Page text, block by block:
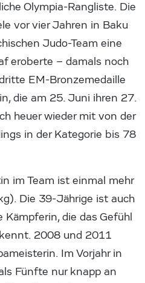
Olympia-Rangliste. Die
vor vier Jahren in Baku
Judo-Team eine
eroberte – damals noch
EM-Bronzemedaille
die am 25. Juni ihren 27.
heuer wieder mit von der
in der Kategorie bis 78
im Team ist einmal mehr
Die 39-Jährige ist auch
die das Gefühl
2008 und 2011
Im Vorjahr in
Fünfte nur knapp an